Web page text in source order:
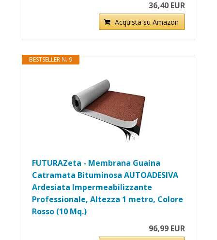
36,40 EUR
Acquista su Amazon
BESTSELLER N. 9
FUTURAZeta - Membrana Guaina
Catramata Bituminosa AUTOADESIVA
Ardesiata Impermeabilizzante
Professionale, Altezza 1 metro, Colore
Rosso (10 Mq.)
96,99 EUR